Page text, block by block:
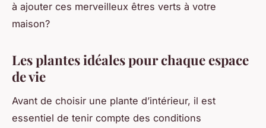
à ajouter ces merveilleux êtres verts à votre
maison?
Les plantes idéales pour chaque espace
de vie
Avant de choisir une plante d’intérieur, il est
essentiel de tenir compte des conditions